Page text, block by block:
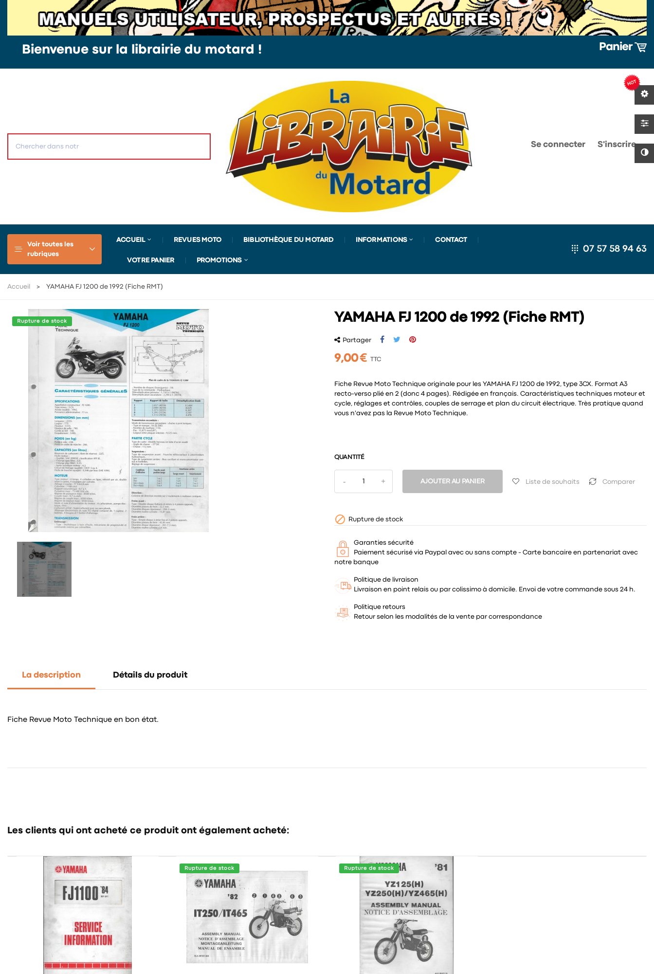
Bienvenue sur la librairie du motard ! Panier
Se connecter S'inscrire
Voir toutes les
rubriques
ACCUEIL REVUES MOTO BIBLIOTHÈQUE DU MOTARD INFORMATIONS CONTACT
VOTRE PANIER PROMOTIONS
07 57 58 94 63
Accueil YAMAHA FJ 1200 de 1992 (Fiche RMT)
Rupture de stock YAMAHA FJ 1200 de 1992 (Fiche RMT)
Partager
9,00 € TTC
Fiche Revue Moto Technique originale pour les YAMAHA FJ 1200 de 1992, type 3CX. Format A3
recto-verso plié en 2 (donc 4 pages). Rédigée en français. Caractéristiques techniques moteur et
cycle, réglages et contrôles, couples de serrage et plan du circuit électrique. Très pratique quand
vous n'avez pas la Revue Moto Technique.
QUANTITÉ
AJOUTER AU PANIER Liste de souhaits Comparer
 Rupture de stock
Garanties sécurité
Paiement sécurisé via Paypal avec ou sans compte - Carte bancaire en partenariat avec
notre banque
Politique de livraison
Livraison en point relais ou par colissimo à domicile. Envoi de votre commande sous 24 h.
Politique retours
Retour selon les modalités de la vente par correspondance
La description Détails du produit
Fiche Revue Moto Technique en bon état.
Les clients qui ont acheté ce produit ont également acheté:
Rupture de stock Rupture de stock